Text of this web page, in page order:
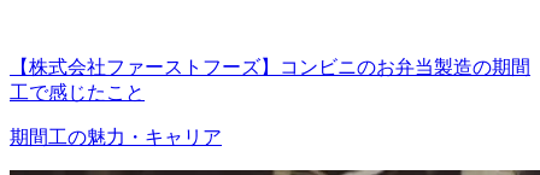
【株式会社ファーストフーズ】コンビニのお弁当製造の期間
工で感じたこと
期間工の魅力・キャリア